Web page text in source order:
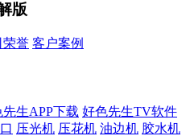
版
荣誉 客户案例
先生APP下载 好色先生TV软件
压光机 压花机 油边机 胶水机